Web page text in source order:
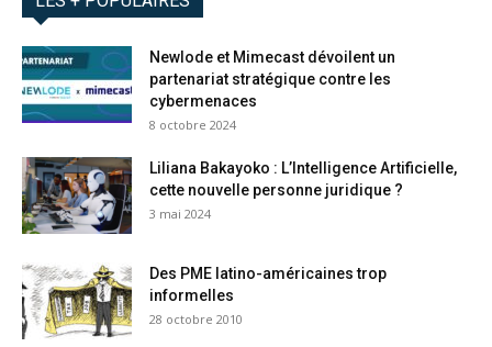
Newlode et Mimecast dévoilent un
partenariat stratégique contre les
cybermenaces
8 octobre 2024
Liliana Bakayoko : L’Intelligence Artificielle,
cette nouvelle personne juridique ?
3 mai 2024
Des PME latino-américaines trop
informelles
28 octobre 2010